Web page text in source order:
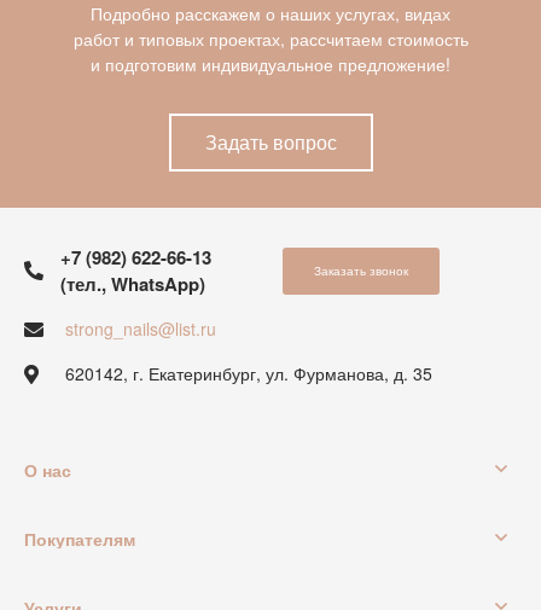
Подробно расскажем о наших услугах, видах
работ и типовых проектах, рассчитаем стоимость
и подготовим индивидуальное предложение!
Задать вопрос
+7 (982) 622-66-13
(тел., WhatsApp)
Заказать звонок
strong_nails@list.ru
620142, г. Екатеринбург, ул. Фурманова, д. 35
О нас
Покупателям